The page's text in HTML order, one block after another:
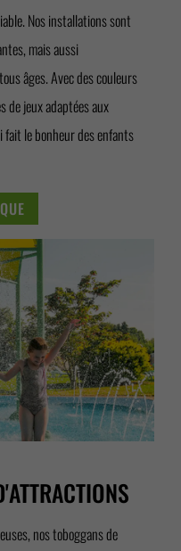
Nos installations sont
mais aussi
âges. Avec des couleurs
de jeux adaptées aux
le bonheur des enfants
nos toboggans de